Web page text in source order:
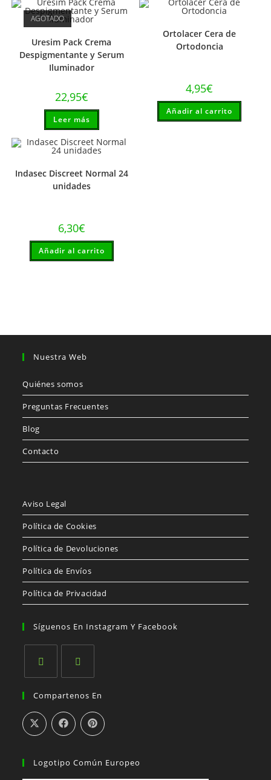
AGOTADO
Uresim Pack Crema
Despigmentante y Serum
Iluminador
22,95€
Leer más
Ortolacer Cera de
Ortodoncia
4,95€
Añadir al carrito
Indasec Discreet Normal 24
unidades
6,30€
Añadir al carrito
Nuestra Web
Quiénes somos
Preguntas Frecuentes
Blog
Contacto
Aviso Legal
Política de Cookies
Política de Devoluciones
Política de Envíos
Política de Privacidad
Síguenos En Instagram Y Facebook
abre
en
una
pestaña
abre
en
una
pestaña
Compartenos En
Logotipo Común Europeo